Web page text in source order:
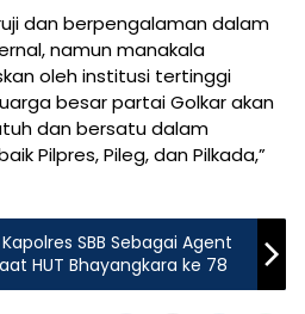
dan berpengalaman dalam
namun manakala
oleh institusi tertinggi
besar partai Golkar akan
dan bersatu dalam
Pilpres, Pileg, dan Pilkada,”
SBB Sebagai Agent
HUT Bhayangkara ke 78